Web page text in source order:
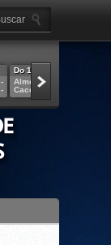
-
-
Do 18 12:00H
AlmeríaB
Cacereño